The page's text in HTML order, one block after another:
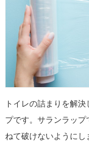
トイレの詰まりを解
プです。サランラッ
ねて破けないように